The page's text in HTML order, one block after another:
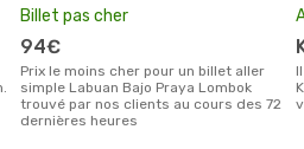
Billet pas cher
94€
Prix le moins cher pour un billet aller
simple Labuan Bajo Praya Lombok
trouvé par nos clients au cours des 72
dernières heures
Il vous faudra rejoindre l'aéroport